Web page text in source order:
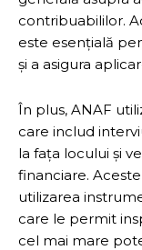
contribuabililor.
este esențială
și a asigura
În plus, ANAF
care includ
la fața locului și
financiare.
utilizarea
care le permit
cel mai mare